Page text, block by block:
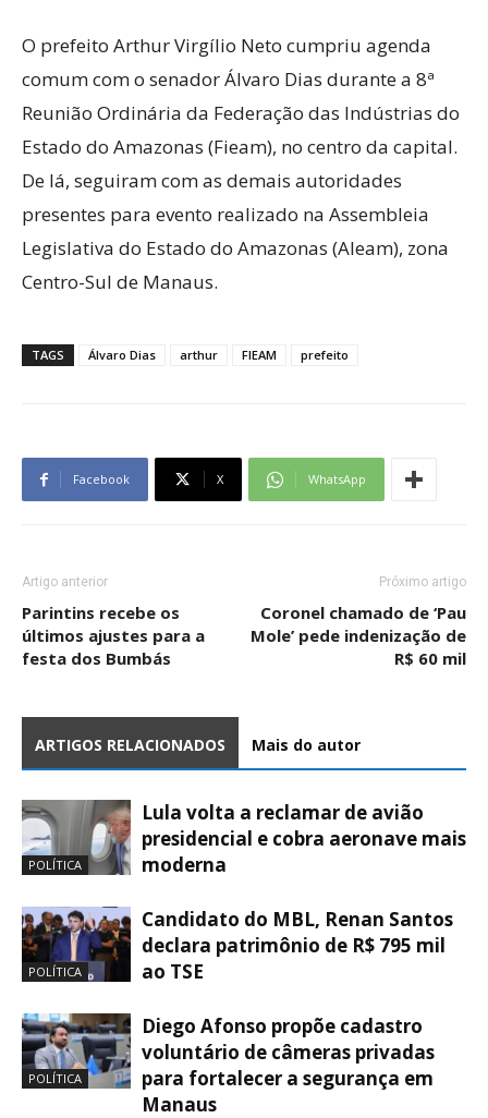
O prefeito Arthur Virgílio Neto cumpriu agenda
comum com o senador Álvaro Dias durante a 8ª
Reunião Ordinária da Federação das Indústrias do
Estado do Amazonas (Fieam), no centro da capital.
De lá, seguiram com as demais autoridades
presentes para evento realizado na Assembleia
Legislativa do Estado do Amazonas (Aleam), zona
Centro-Sul de Manaus.
TAGS Álvaro Dias arthur FIEAM prefeito
Facebook X WhatsApp
Artigo anterior
Parintins recebe os
últimos ajustes para a
festa dos Bumbás
Próximo artigo
Coronel chamado de ‘Pau
Mole’ pede indenização de
R$ 60 mil
ARTIGOS RELACIONADOS Mais do autor
POLÍTICA
Lula volta a reclamar de avião
presidencial e cobra aeronave mais
moderna
POLÍTICA
Candidato do MBL, Renan Santos
declara patrimônio de R$ 795 mil
ao TSE
POLÍTICA
Diego Afonso propõe cadastro
voluntário de câmeras privadas
para fortalecer a segurança em
Manaus